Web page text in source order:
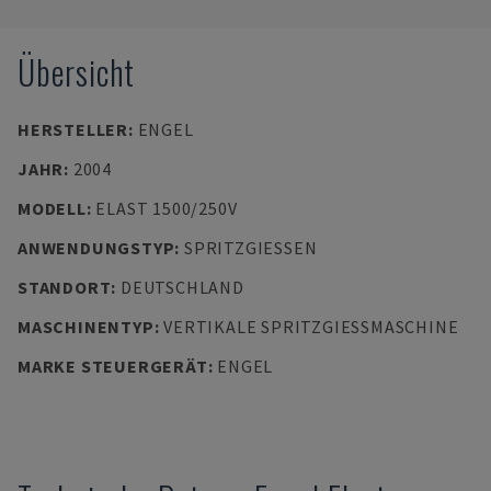
Übersicht
HERSTELLER: ENGEL
JAHR: 2004
MODELL: ELAST 1500/250V
ANWENDUNGSTYP: SPRITZGIESSEN
STANDORT: DEUTSCHLAND
MASCHINENTYP:VERTIKALE SPRITZGIESSMASCHINE
MARKE STEUERGERÄT: ENGEL